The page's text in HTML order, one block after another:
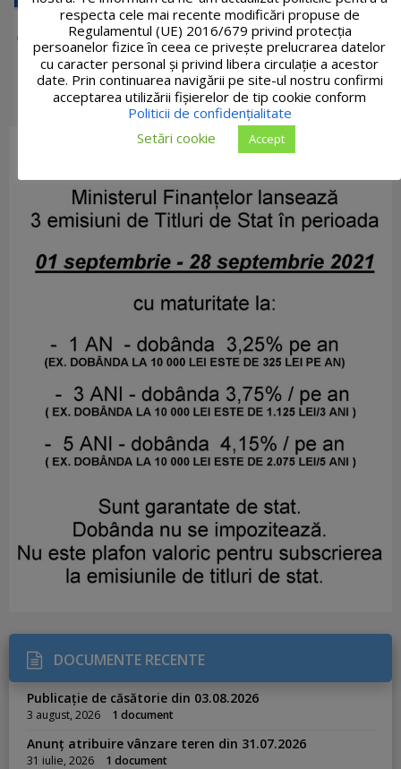
DOCUMENTE RECENTE
Publicație de căsătorie din 03.08.2026
3 august, 2026 1 document
Anunț atribuire vânzare teren din 31.07.2026
31 iulie, 2026 1 document
respecta cele mai recente modificări propuse de
Regulamentul (UE) 2016/679 privind protecția
persoanelor fizice în ceea ce privește prelucrarea datelor
cu caracter personal și privind libera circulație a acestor
date. Prin continuarea navigării pe site-ul nostru confirmi
acceptarea utilizării fişierelor de tip cookie conform
Politicii de confidențialitate
Setări cookie
Accept